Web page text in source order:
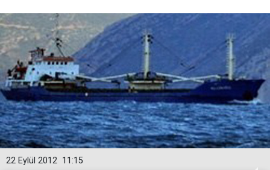
11:15
22 Eylül 2012